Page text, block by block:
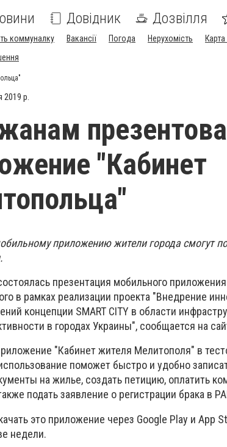
Довідник Дозвілля
коммуналку Вакансії Погода Нерухомість Карта
2019 р.
"Кабинет
приложению жители города смогут
презентация мобильного
в рамках реализации проекта "Внедрение
концепции SMART CITY в области
в городах Украины", сообщается на
"Кабинет жителя Мелитополя" в
поможет быстро и удобно
на жилье, создать петицию, оплатить
подать заявление о регистрации брака в
это приложение через Google Play и
недели.